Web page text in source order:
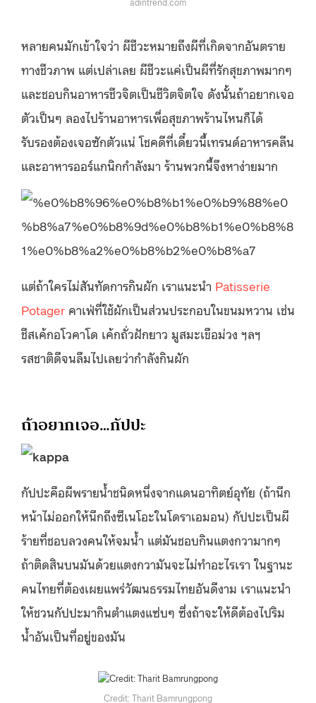
หลายคนมักเข้าใจว่า ผีชีวะหมายถึงผีที่เกิดจากอันตราย
ทางชีวภาพ แต่เปล่าเลย ผีชีวะแค่เป็นผีที่รักสุขภาพมากๆ
และชอบกินอาหารชีวจิตเป็นชีวิตจิตใจ ดังนั้นถ้าอยากเจอ
ตัวเป็นๆ ลองไปร้านอาหารเพื่อสุขภาพร้านไหนก็ได้
รับรองต้องเจอซักตัวแน่ โชคดีที่เดี๋ยวนี้เทรนด์อาหารคลีน
และอาหารออร์แกนิกกำลังมา ร้านพวกนี้จึงหาง่ายมาก
แต่ถ้าใครไม่สันทัดการกินผัก เราแนะนำ Patisserie
Potager คาเฟ่ที่ใช้ผักเป็นส่วนประกอบในขนมหวาน เช่น
ชีสเค้กอโวคาโด เค้กถั่วฝักยาว มูสมะเขือม่วง ฯลฯ
รสชาติดีจนลืมไปเลยว่ากำลังกินผัก
ถ้าอยากเจอ…กัปปะ
กัปปะคือผีพรายน้ำชนิดหนึ่งจากแดนอาทิตย์อุทัย (ถ้านึก
หน้าไม่ออกให้นึกถึงซึเนโอะในโดราเอมอน) กัปปะเป็นผี
ร้ายที่ชอบลวงคนให้จมน้ำ แต่มันชอบกินแตงกวามากๆ
ถ้าติดสินบนมันด้วยแตงกวามันจะไม่ทำอะไรเรา ในฐานะ
คนไทยที่ต้องเผยแพร่วัฒนธรรมไทยอันดีงาม เราแนะนำ
ให้ชวนกัปปะมากินตำแตงแซ่บๆ ซึ่งถ้าจะให้ดีต้องไปริม
น้ำอันเป็นที่อยู่ของมัน
Credit: Tharit Bamrungpong